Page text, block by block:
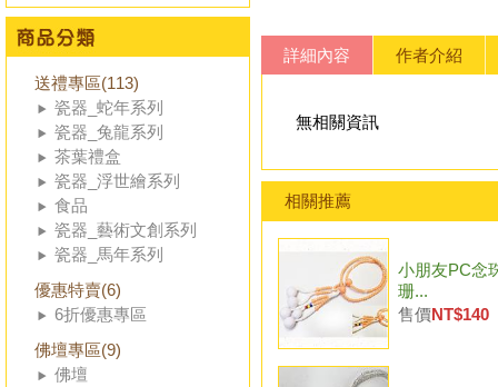
送禮專區(113)
瓷器_蛇年系列
瓷器_兔龍系列
茶葉禮盒
瓷器_浮世繪系列
食品
瓷器_藝術文創系列
瓷器_馬年系列
優惠特賣(6)
6折優惠專區
佛壇專區(9)
佛壇
詳細內容 作者介紹
無相關資訊
相關推薦
小朋友PC念
珊...
售價NT$140